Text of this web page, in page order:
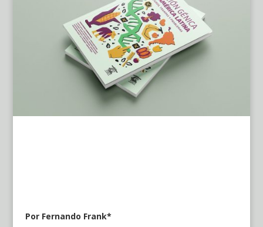
Por Fernando Frank*